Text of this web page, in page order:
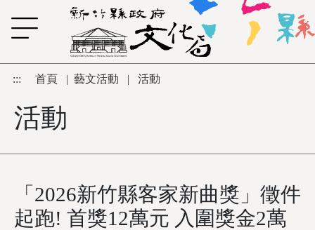
跳到主要內容區塊
::: 首頁 | 藝文活動 | 活動
活動
「2026新竹縣客家新曲獎」徵件
起跑! 首獎12萬元 入圍獎金2萬